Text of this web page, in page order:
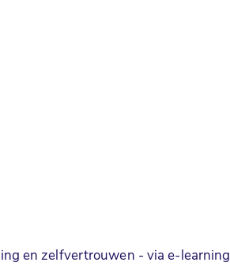
en zelfvertrouwen - via e-learning